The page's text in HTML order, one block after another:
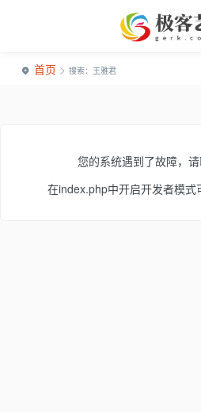
首页 > 搜索：王雅君
您的系统遇到了故障，
在index.php中开启开发者模式